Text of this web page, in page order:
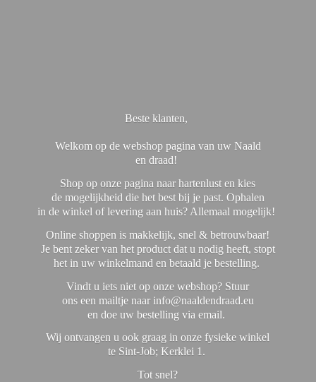
Beste klanten,
Welkom op de webshop pagina van uw Naald
en draad!
Shop op onze pagina naar hartenlust en kies
de mogelijkheid die het best bij je past. Ophalen
in de winkel of levering aan huis? Allemaal mogelijk!
Online shoppen is makkelijk, snel & betrouwbaar!
Je bent zeker van het product dat u nodig heeft, stopt
het in uw winkelmand en betaald je bestelling.
Vindt u iets niet op onze webshop? Stuur
ons een mailtje naar info@naaldendraad.eu
en doe uw bestelling via email.
Wij ontvangen u ook graag in onze fysieke winkel
te Sint-Job; Kerklei 1.
Tot snel?